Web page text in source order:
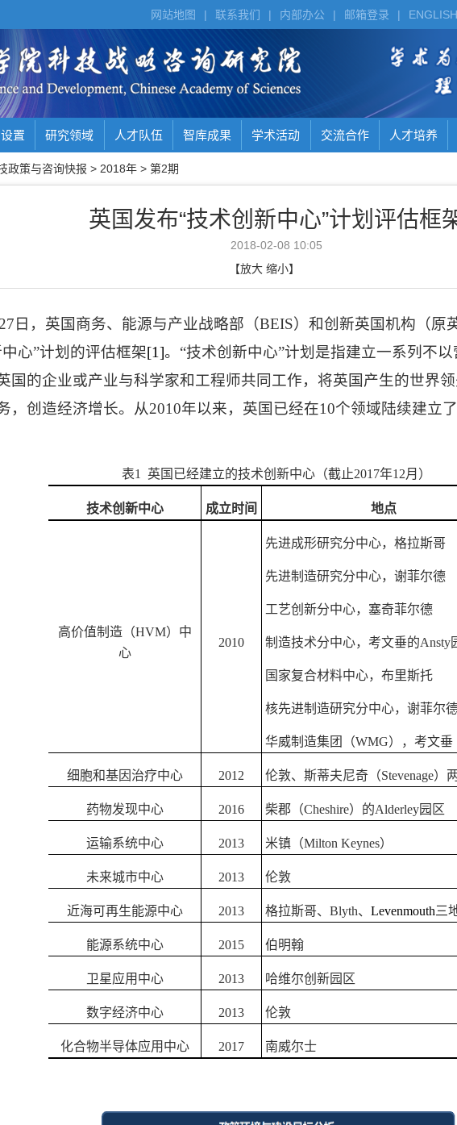
ENGLISH
|
邮箱登录
|
内部办公
|
联系我们
|
网站地图
置 研究领域 人才队伍 智库成果 学术活动 交流合作 人才培养
政策与咨询快报 > 2018年 > 第2期
英国发布“技术创新中心”计划评估框
2018-02-08 10:05
【放大 缩小】
27 日，英国商务、能源与产业战略部（BEIS）和创新英国机构（原
心”计划的评估框架[1]。“技术创新中心”计划是指建立一系列不
国的企业或产业与科学家和工程师共同工作，将英国产生的世界
，创造经济增长。从2010年以来，英国已经在10个领域陆续建立
表1 英国已经建立的技术创新中心（截止2017年12月）
技术创新中心 成立时间 地点
高价值制造（HVM）中
心
2010
先进成形研究分中心，格拉斯哥
先进制造研究分中心，谢菲尔德
工艺创新分中心，塞奇菲尔德
制造技术分中心，考文垂的Ansty
国家复合材料中心，布里斯托
核先进制造研究分中心，谢菲尔
华威制造集团（WMG），考文垂
细胞和基因治疗中心 2012 伦敦、斯蒂夫尼奇（Stevenage）
药物发现中心 2016 柴郡（Cheshire）的Alderley园区
运输系统中心 2013 米镇（Milton Keynes）
未来城市中心 2013 伦敦
近海可再生能源中心 2013 格拉斯哥、 Blyth、 Levenmouth三
能源系统中心 2015 伯明翰
卫星应用中心 2013 哈维尔创新园区
数字经济中心 2013 伦敦
化合物半导体应用中心 2017 南威尔士